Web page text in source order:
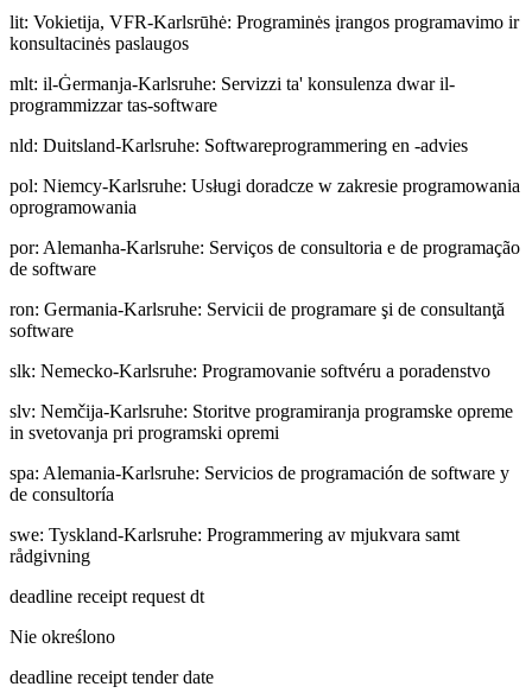
lit: Vokietija, VFR-Karlsrūhė: Programinės įrangos programavimo ir
konsultacinės paslaugos
mlt: il-Ġermanja-Karlsruhe: Servizzi ta' konsulenza dwar il-
programmizzar tas-software
nld: Duitsland-Karlsruhe: Softwareprogrammering en -advies
pol: Niemcy-Karlsruhe: Usługi doradcze w zakresie programowania
oprogramowania
por: Alemanha-Karlsruhe: Serviços de consultoria e de programação
de software
ron: Germania-Karlsruhe: Servicii de programare şi de consultanţă
software
slk: Nemecko-Karlsruhe: Programovanie softvéru a poradenstvo
slv: Nemčija-Karlsruhe: Storitve programiranja programske opreme
in svetovanja pri programski opremi
spa: Alemania-Karlsruhe: Servicios de programación de software y
de consultoría
swe: Tyskland-Karlsruhe: Programmering av mjukvara samt
rådgivning
deadline receipt request dt
Nie określono
deadline receipt tender date